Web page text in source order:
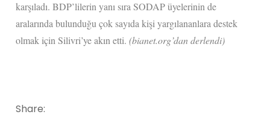
karşıladı. BDP’lilerin yanı sıra SODAP üyelerinin de
aralarında bulunduğu çok sayıda kişi yargılananlara destek
olmak için Silivri’ye akın etti.(bianet.org’dan derlendi)
Share: